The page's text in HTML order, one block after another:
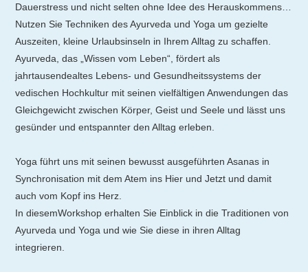
Dauerstress und nicht selten ohne Idee des Herauskommens…
Nutzen Sie Techniken des Ayurveda und Yoga um gezielte
Auszeiten, kleine Urlaubsinseln in Ihrem Alltag zu schaffen.
Ayurveda, das „Wissen vom Leben“, fördert als
jahrtausendealtes Lebens- und Gesundheitssystems der
vedischen Hochkultur mit seinen vielfältigen Anwendungen das
Gleichgewicht zwischen Körper, Geist und Seele und lässt uns
gesünder und entspannter den Alltag erleben.
Yoga führt uns mit seinen bewusst ausgeführten Asanas in
Synchronisation mit dem Atem ins Hier und Jetzt und damit
auch vom Kopf ins Herz.
In diesemWorkshop erhalten Sie Einblick in die Traditionen von
Ayurveda und Yoga und wie Sie diese in ihren Alltag
integrieren.